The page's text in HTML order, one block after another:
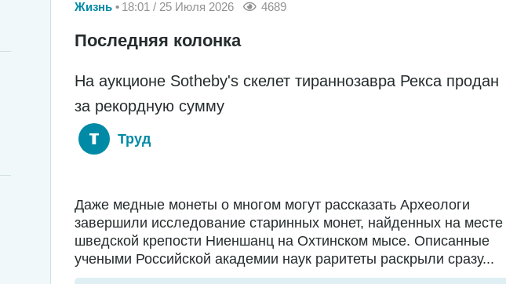
Жизнь 18:01 / 25 Июля 2026 4689
Последняя колонка
На аукционе Sotheby's скелет тираннозавра Рекса продан
за рекордную сумму
Труд
Даже медные монеты о многом могут рассказать Археологи
завершили исследование старинных монет, найденных на месте
шведской крепости Ниеншанц на Охтинском мысе. Описанные
учеными Российской академии наук раритеты раскрыли сразу...